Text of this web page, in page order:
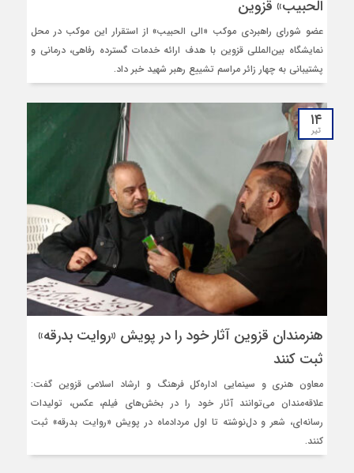
الحبیب» قزوین
عضو شورای راهبردی موکب «الی‌ الحبیب» از استقرار این موکب در محل
نمایشگاه بین‌المللی قزوین با هدف ارائه خدمات گسترده رفاهی، درمانی و
پشتیبانی به چهار زائر مراسم تشییع رهبر شهید خبر داد.
۱۴
تیر
هنرمندان قزوین آثار خود را در پویش «روایت بدرقه»
ثبت کنند
معاون هنری و سینمایی اداره‌کل فرهنگ و ارشاد اسلامی قزوین گفت:
علاقه‌مندان می‌توانند آثار خود را در بخش‌های فیلم، عکس، تولیدات
رسانه‌ای، شعر و دل‌نوشته تا اول مردادماه در پویش «روایت بدرقه» ثبت
کنند.